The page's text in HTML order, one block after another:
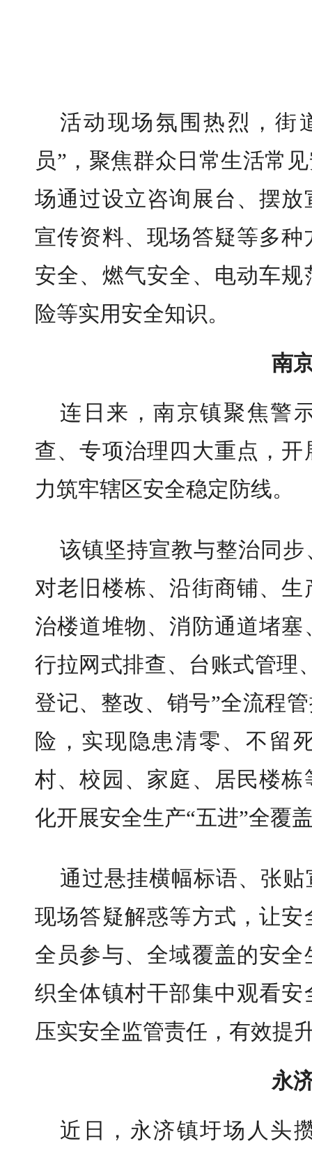
活动现场氛围热烈，街
员”，聚焦群众日常生活常
场通过设立咨询展台、摆
宣传资料、现场答疑等多
安全、燃气安全、电动车
险等实用安全知识。
南
连日来，南京镇聚焦警
查、专项治理四大重点，
力筑牢辖区安全稳定防线。
该镇坚持宣教与整治同
对老旧楼栋、沿街商铺、
治楼道堆物、消防通道堵
行拉网式排查、台账式管理
登记、整改、销号”全流程
险，实现隐患清零、不留
村、校园、家庭、居民楼
化开展安全生产“五进”全覆
通过悬挂横幅标语、张
现场答疑解惑等方式，让
全员参与、全域覆盖的安
织全体镇村干部集中观看
压实安全监管责任，有效提
永
近日，永济镇圩场人头